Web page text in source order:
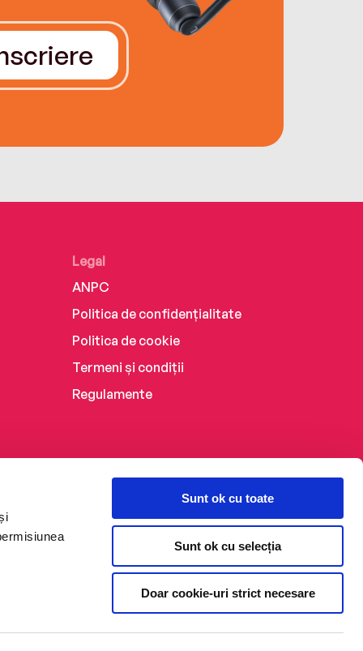
Sunt ok cu toate
Sunt ok cu selecția
Doar cookie-uri strict necesare
Legal
ANPC
Politica de confidențialitate
Politica de cookie
Termeni și condiții
Regulamente